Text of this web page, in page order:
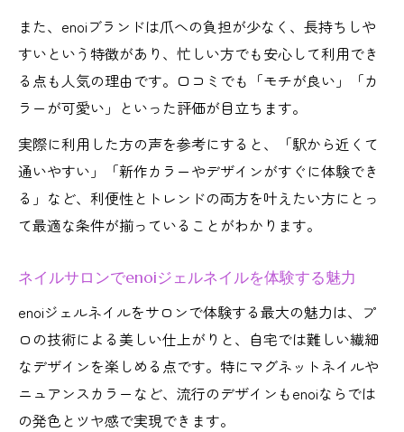
enoiネイルサロンが下北沢駅周辺で増加す
る理由
ネイルサロン選びでenoi取扱の重要性を知
る
enoiマグネットネイルが人気の秘密に迫る
ネイルサロンのenoi施術で得られる満足度
トレンド派注目のenoiネイルサロン選び方
で決まる
基準
ネイルサロンのenoi施術で比較すべきポイ
ント
下北沢駅近くで注目のenoiネイルサロン比
また、enoiブランドは爪への負担が少なく、長持ちしや
すいという特徴があり、忙しい方でも安心して利用でき
る点も人気の理由です。口コミでも「モチが良い」「カ
ラーが可愛い」といった評価が目立ちます。
実際に利用した方の声を参考にすると、「駅から近くて
通いやすい」「新作カラーやデザインがすぐに体験でき
る」など、利便性とトレンドの両方を叶えたい方にとっ
て最適な条件が揃っていることがわかります。
ネイルサロンでenoiジェルネイルを体験する魅力
enoiジェルネイルをサロンで体験する最大の魅力は、プ
ロの技術による美しい仕上がりと、自宅では難しい繊細
なデザインを楽しめる点です。特にマグネットネイルや
ニュアンスカラーなど、流行のデザインもenoiならでは
の発色とツヤ感で実現できます。